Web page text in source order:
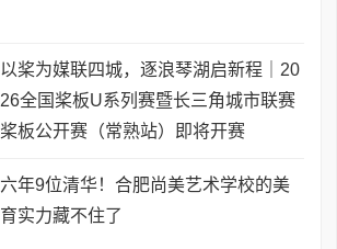
以桨为媒联四城，逐浪琴湖启新程｜20
26全国桨板U系列赛暨长三角城市联赛
桨板公开赛（常熟站）即将开赛
六年9位清华！合肥尚美艺术学校的美
育实力藏不住了